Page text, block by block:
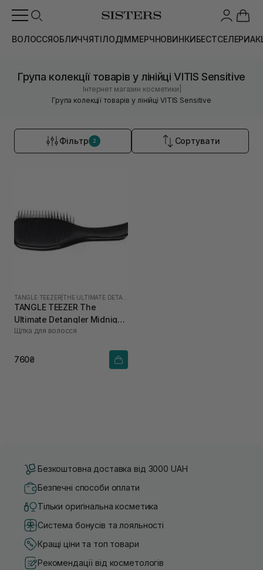
ВОЛОССЯОБЛИЧЧЯТІЛОДІММЕРЧНОВИНКИБЕСТСЕЛЕРИ
Група колекції товарів у лінійці VITIS Sensitive
Інтернет магазин косметики
Група колекції товарів у лінійці VITIS Sensitive
Фільтр 2 Сортувати
TANGLE TEEZER
TANGLE TEEZER The
Ultimate Detangler Midnight
Black
Щітка для волосся
760₴
Безкоштовна доставка від 3000 UAH
Безпечні способи оплати
Тільки оригінальна косметика
Система бонусів та лояльності
Кращі ціни та топ товари
Рекомендації від косметологів